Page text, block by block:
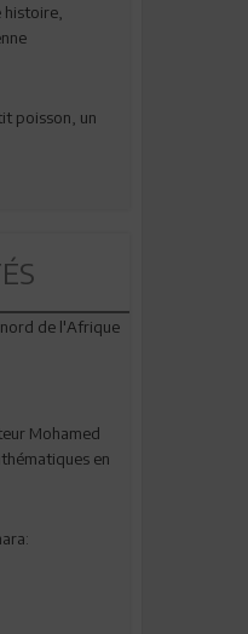
histoire,
poisson, un
nord de l'Afrique
Mohamed
en